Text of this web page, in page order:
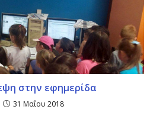
στην εφημερίδα
31 Μαΐου 2018